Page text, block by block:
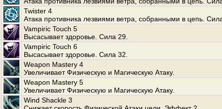
Twister 4
Атака противника лезвиями ветра, собранными в цепь.
Vampiric Touch 5
Высасывает здоровье. Сила 29.
Vampiric Touch 6
Высасывает здоровье. Сила 32.
Weapon Mastery 4
Увеличивает Физическую и Магическую Атаку.
Weapon Mastery 5
Увеличивает Физическую и Магическую Атаку.
Wind Shackle 3